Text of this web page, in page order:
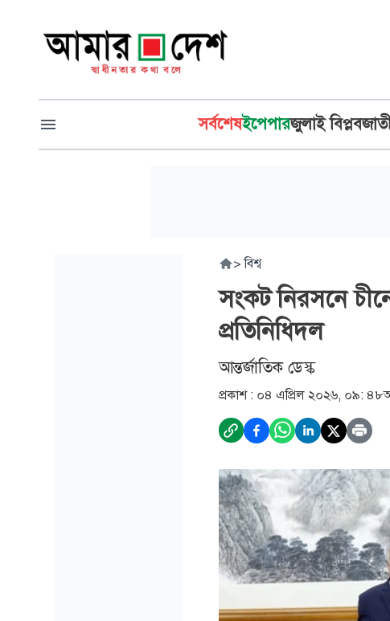
সর্বশেষইপেপারজুলাই বিপ্লব
> বিশ্ব
সংকট নিরসনে
প্রতিনিধিদল
আন্তর্জাতিক ডেস্ক
প্রকাশ : ০৪ এপ্রিল ২০২৬, ০৯: ৪৮